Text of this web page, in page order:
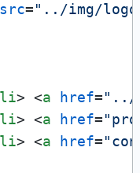
src="../img/
li> <a href="../
li> <a href=
li> <a href=